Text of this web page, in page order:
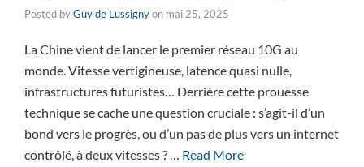
Posted byGuy de Lussignyon mai 25, 2025
La Chine vient de lancer le premier réseau 10G au
monde. Vitesse vertigineuse, latence quasi nulle,
infrastructures futuristes… Derrière cette prouesse
technique se cache une question cruciale : s’agit-il d’un
bond vers le progrès, ou d’un pas de plus vers un internet
contrôlé, à deux vitesses ? … Read More